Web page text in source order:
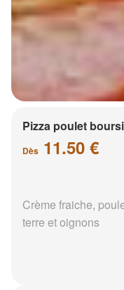
Pizza poulet
Dès 11.50 €
Crème fraiche,
terre et oignons